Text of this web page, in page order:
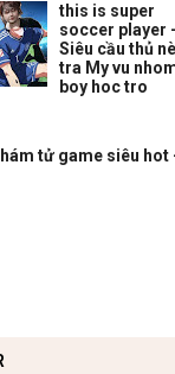
this is super
soccer player
Siêu cầu thủ
tra My vu
boy hoc tro
tử game siêu hot